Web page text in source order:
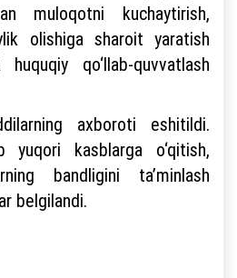
muloqotni kuchaytirish,
olishiga sharoit yaratish
qo‘llab-quvvatlash
axboroti eshitildi.
yuqori kasblarga o‘qitish,
bandligini ta’minlash
belgilandi.